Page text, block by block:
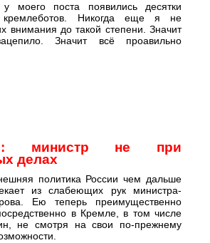
моего поста появились десятки
кремлеботов. Никогда еще я не
внимания до такой степени. Значит
Значит всё проавильно
министр не при
делах
политика России чем дальше
из слабеющих рук министра-
Ею теперь преимущественно
в Кремле, в том числе
не смотря на свои по-прежнему